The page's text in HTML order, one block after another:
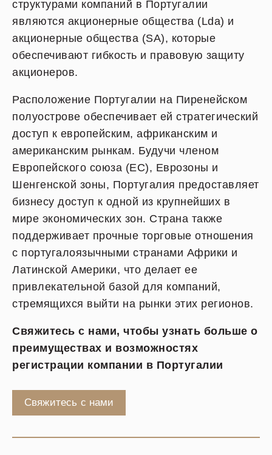
структурами компаний в Португалии
являются акционерные общества (Lda) и
акционерные общества (SA), которые
обеспечивают гибкость и правовую защиту
акционеров.
Расположение Португалии на Пиренейском
полуострове обеспечивает ей стратегический
доступ к европейским, африканским и
американским рынкам. Будучи членом
Европейского союза (ЕС), Еврозоны и
Шенгенской зоны, Португалия предоставляет
бизнесу доступ к одной из крупнейших в
мире экономических зон. Страна также
поддерживает прочные торговые отношения
с португалоязычными странами Африки и
Латинской Америки, что делает ее
привлекательной базой для компаний,
стремящихся выйти на рынки этих регионов.
Свяжитесь с нами, чтобы узнать больше о
преимуществах и возможностях
регистрации компании в Португалии
Свяжитесь с нами